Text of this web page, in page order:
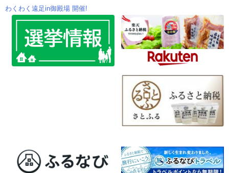
投
ビ
わくわく遠足in御殿場 開催!